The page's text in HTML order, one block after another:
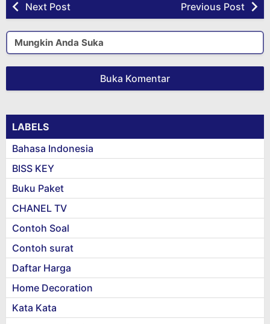
Next Post Previous Post
Mungkin Anda Suka
Buka Komentar
LABELS
Bahasa Indonesia
BISS KEY
Buku Paket
CHANEL TV
Contoh Soal
Contoh surat
Daftar Harga
Home Decoration
Kata Kata